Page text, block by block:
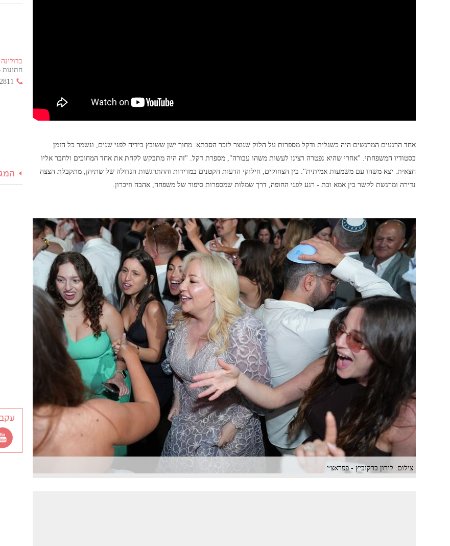
אחד הרגעים המרגשים היה כשגלית ודקל מספרות על הלוק שנוצר לזכר הסבתא: מחוך ישן ששובץ בידיה לפני שנים, ונשמר כל הזמן
בסטודיו המשפחתי. "אחרי שהיא נפטרה רצינו לעשות משהו עבורה", מספרת דקל. "זה היה מתבקש לקחת את אחד המחוכים ולחבר אליו
חצאית. יצא משהו עם משמעות אמיתית". בין הצחוקים, חילוקי הדעות הקטנים במדידות וההתרגשות הגדולה של שתיהן, מתקבלת הצצה
נדירה ומרגשת לקשר בין אמא ובת - רגע לפני החופה, דרך שמלות שמספרות סיפור של משפחה, אהבה וזיכרון.
צילום: לירון ברקוביץ - פפראצ׳י
בדולינה
חתונות 2026 החל מ- 355 ש"ח בלבד!